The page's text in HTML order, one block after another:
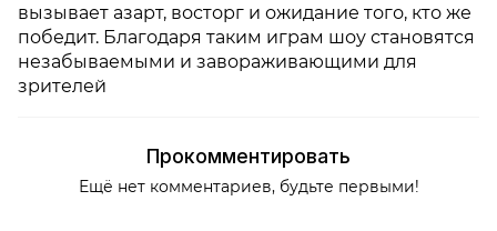
вызывает азарт, восторг и ожидание того, кто же
победит. Благодаря таким играм шоу становятся
незабываемыми и завораживающими для
зрителей
Прокомментировать
Ещё нет комментариев, будьте первыми!